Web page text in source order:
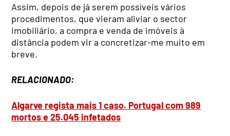
Assim, depois de já serem possíveis vários
procedimentos, que vieram aliviar o sector
imobiliário, a compra e venda de imóveis à
distância podem vir a concretizar-me muito em
breve.
RELACIONADO:
Algarve regista mais 1 caso. Portugal com 989
mortos e 25.045 infetados